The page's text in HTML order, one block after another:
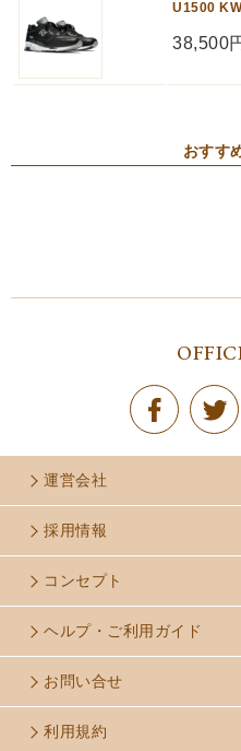
U1500
38,500
おすす
運営会社
採用情報
コンセプト
ヘルプ・ご利用ガイド
お問い合せ
利用規約